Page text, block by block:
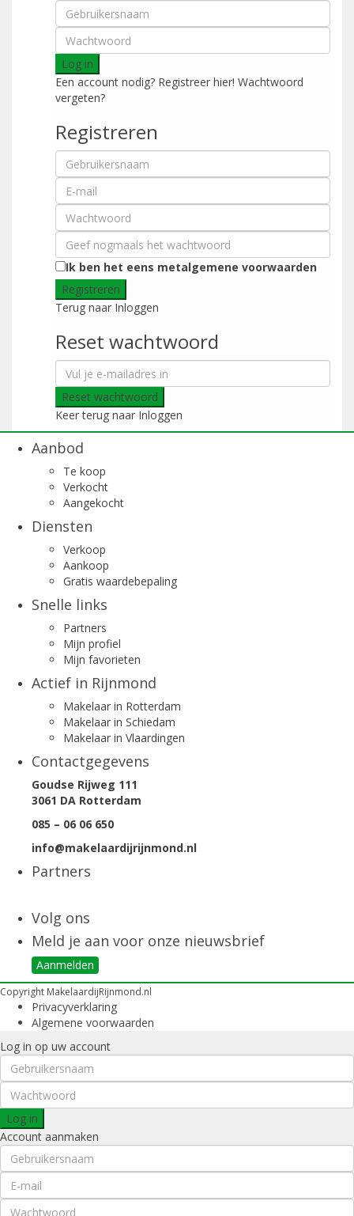
Log in
Een account nodig? Registreer hier! Wachtwoord
vergeten?
Registreren
Ik ben het eens metalgemene voorwaarden
Registreren
Terug naar Inloggen
Reset wachtwoord
Reset wachtwoord
Keer terug naar Inloggen
Aanbod
Te koop
Verkocht
Aangekocht
Diensten
Verkoop
Aankoop
Gratis waardebepaling
Snelle links
Partners
Mijn profiel
Mijn favorieten
Actief in Rijnmond
Makelaar in Rotterdam
Makelaar in Schiedam
Makelaar in Vlaardingen
Contactgegevens
Goudse Rijweg 111
3061 DA Rotterdam
085 – 06 06 650
info@makelaardijrijnmond.nl
Partners
Volg ons
Meld je aan voor onze nieuwsbrief
Aanmelden
Copyright MakelaardijRijnmond.nl
Privacyverklaring
Algemene voorwaarden
Log in op uw account
Log in
Account aanmaken